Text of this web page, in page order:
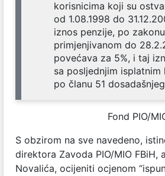
korisnicima koji su
od 1.08.1998 do
iznos penzije, po
primjenjivanom do
povećava za 5%, i taj
sa posljednjim
po članu 51
Fond PIO/
S obzirom na sve navedeno,
direktora Zavoda PIO/MIO FBiH,
Novalića, ocijeniti ocjenom